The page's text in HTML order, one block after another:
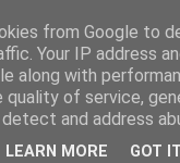
from Google to
Your IP address
along with
of service,
and address
LEARN MORE GOT IT